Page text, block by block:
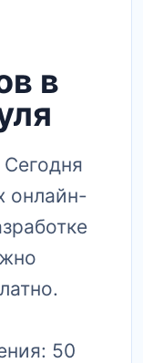
в
онлайн-
50